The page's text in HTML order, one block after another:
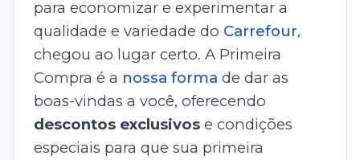
para economizar e experimentar a
qualidade e variedade do Carrefour,
chegou ao lugar certo. A Primeira
Compra é a nossa forma de dar as
boas-vindas a você, oferecendo
descontos exclusivose condições
especiais para que sua primeira